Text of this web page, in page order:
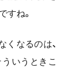
すね。
くなるのは、
いうときこ